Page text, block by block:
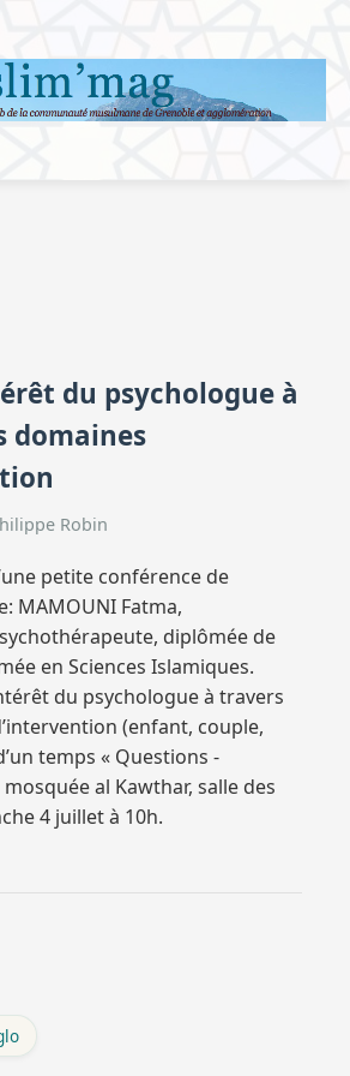
du psychologue à
domaines
Robin
petite conférence de
MAMOUNI Fatma,
diplômée de
en Sciences Islamiques.
du psychologue à travers
(enfant, couple,
temps « Questions -
mosquée al Kawthar, salle des
4 juillet à 10h.